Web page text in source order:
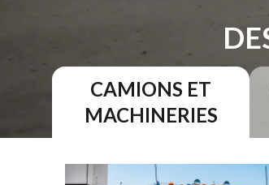
CAMIONS ET
MACHINERIES